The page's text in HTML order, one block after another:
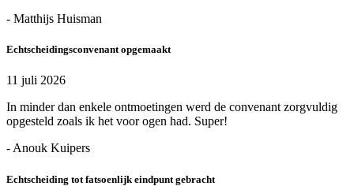
- Matthijs Huisman
Echtscheidingsconvenant opgemaakt
11 juli 2026
In minder dan enkele ontmoetingen werd de convenant zorgvuldig
opgesteld zoals ik het voor ogen had. Super!
- Anouk Kuipers
Echtscheiding tot fatsoenlijk eindpunt gebracht